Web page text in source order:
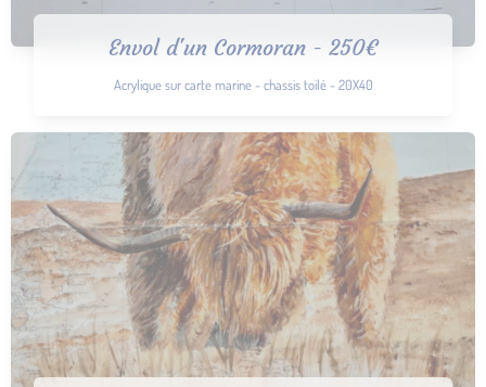
Envol d'un Cormoran - 250€
Acrylique sur carte marine - chassis toilé - 20X40